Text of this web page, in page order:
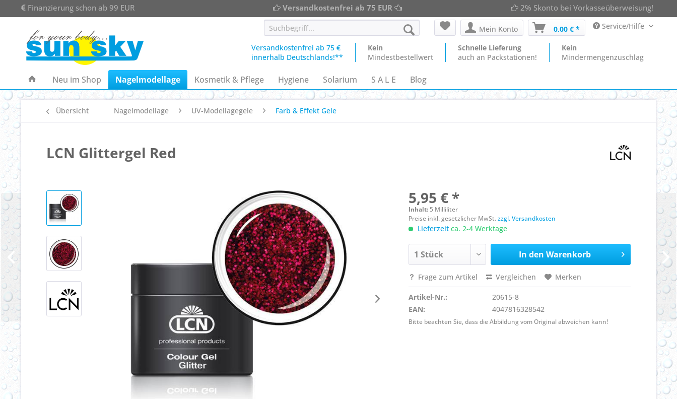
Finanzierung schon ab 99 EUR Versandkostenfrei ab 75 EUR 2% Skonto bei Vorkasseüberweisung!
Mein Konto 0,00 € * Service/Hilfe
Versandkostenfrei ab 75 €
innerhalb Deutschlands!**
Kein
Mindestbestellwert
Schnelle Lieferung
auch an Packstationen!
Kein
Mindermengenzuschlag
Neu im Shop Nagelmodellage Kosmetik & Pflege Hygiene Solarium S A L E Blog
Übersicht Nagelmodellage UV-Modellagegele Farb & Effekt Gele
LCN Glittergel Red
5,95 € *
Inhalt: 5 Milliliter
Preise inkl. gesetzlicher MwSt.zzgl. Versandkosten
Lieferzeit ca. 2-4 Werktage
In den Warenkorb
Frage zum Artikel Vergleichen Merken
Artikel-Nr.:
20615-8
EAN:
4047816328542
Bitte beachten Sie, dass die Abbildung vom Original abweichen kann!